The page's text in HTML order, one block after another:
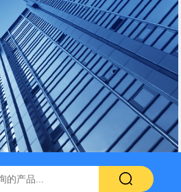
RVC400旋转振动台/高频扭转振